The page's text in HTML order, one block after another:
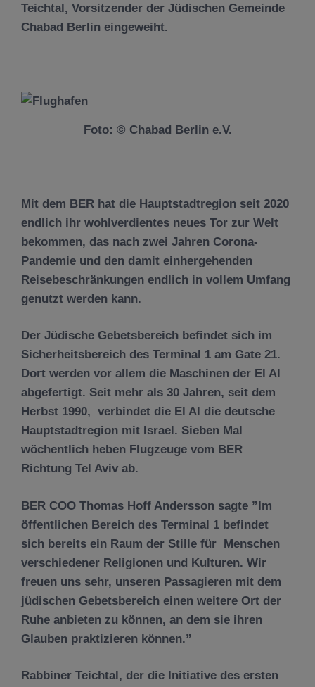
Teichtal, Vorsitzender der Jüdischen Gemeinde
Chabad Berlin eingeweiht.
Foto: © Chabad Berlin e.V.
Mit dem BER hat die Hauptstadtregion seit 2020
endlich ihr wohlverdientes neues Tor zur Welt
bekommen, das nach zwei Jahren Corona-
Pandemie und den damit einhergehenden
Reisebeschränkungen endlich in vollem Umfang
genutzt werden kann.
Der Jüdische Gebetsbereich befindet sich im
Sicherheitsbereich des Terminal 1 am Gate 21.
Dort werden vor allem die Maschinen der El Al
abgefertigt. Seit mehr als 30 Jahren, seit dem
Herbst 1990, verbindet die El Al die deutsche
Hauptstadtregion mit Israel. Sieben Mal
wöchentlich heben Flugzeuge vom BER
Richtung Tel Aviv ab.
BER COO Thomas Hoff Andersson sagte ”Im
öffentlichen Bereich des Terminal 1 befindet
sich bereits ein Raum der Stille für Menschen
verschiedener Religionen und Kulturen. Wir
freuen uns sehr, unseren Passagieren mit dem
jüdischen Gebetsbereich einen weitere Ort der
Ruhe anbieten zu können, an dem sie ihren
Glauben praktizieren können.”
Rabbiner Teichtal, der die Initiative des ersten